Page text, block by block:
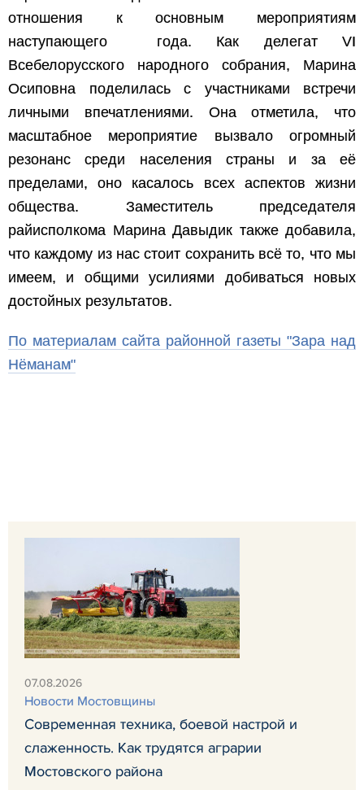
отношения к основным мероприятиям
наступающего года. Как делегат VI
Всебелорусского народного собрания, Марина
Осиповна поделилась с участниками встречи
личными впечатлениями. Она отметила, что
масштабное мероприятие вызвало огромный
резонанс среди населения страны и за её
пределами, оно касалось всех аспектов жизни
общества. Заместитель председателя
райисполкома Марина Давыдик также добавила,
что каждому из нас стоит сохранить всё то, что мы
имеем, и общими усилиями добиваться новых
достойных результатов.
По материалам сайта районной газеты "Зара над
Нёманам"
07.08.2026
Новости Мостовщины
Современная техника, боевой настрой и
слаженность. Как трудятся аграрии
Мостовского района